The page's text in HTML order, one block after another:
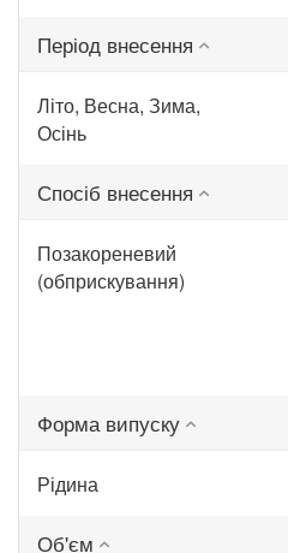
Період внесення
Літо, Весна, Зима,
Осінь
Спосіб внесення
Позакореневий
(обприскування)
Форма випуску
Рідина
Об'єм